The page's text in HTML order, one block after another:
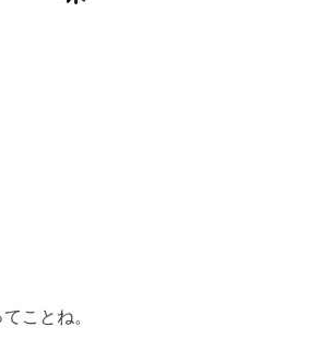
ことね。